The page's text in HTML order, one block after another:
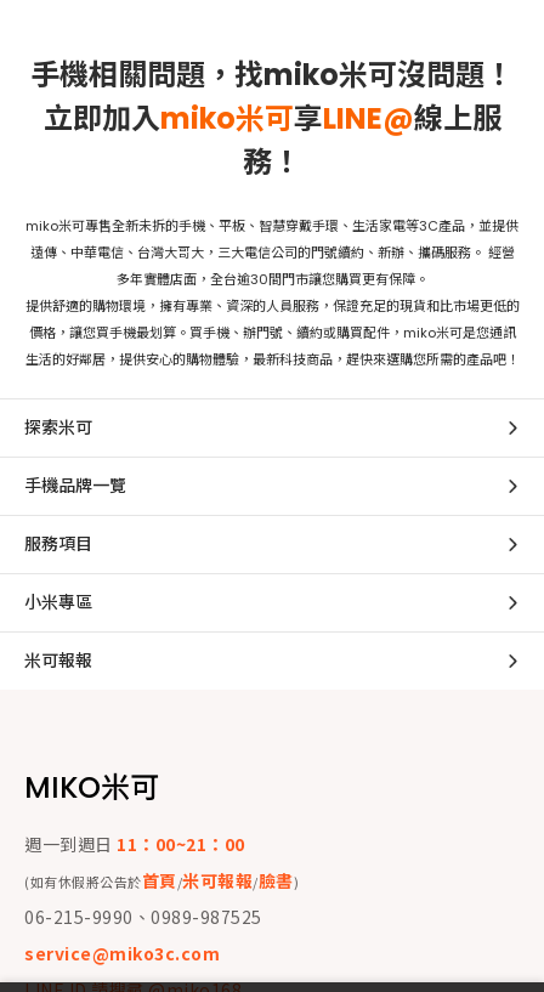
手機相關問題，找miko米可沒問題！
立即加入miko米可享LINE@線上服
務！
miko米可專售全新未拆的手機、平板、智慧穿戴手環、生活家電等3C產品，並提供
遠傳、中華電信、台灣大哥大，三大電信公司的門號續約、新辦、攜碼服務。 經營
多年實體店面，全台逾30間門市讓您購買更有保障。
提供舒適的購物環境，擁有專業、資深的人員服務，保證充足的現貨和比市場更低的
價格，讓您買手機最划算。買手機、辦門號、續約或購買配件，miko米可是您通訊
生活的好鄰居，提供安心的購物體驗，最新科技商品，趕快來選購您所需的產品吧！
探索米可
手機品牌一覽
服務項目
小米專區
米可報報
MIKO米可
週一到週日 11：00~21：00
(如有休假將公告於首頁/米可報報/臉書)
06-215-9990、0989-987525
service@miko3c.com